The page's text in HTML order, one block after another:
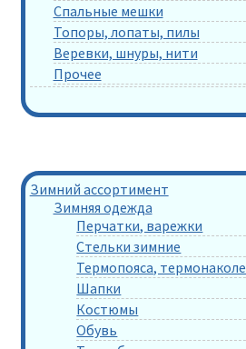
Спальные мешки
Топоры, лопаты, пилы
Веревки, шнуры, нити
Прочее
Зимний ассортимент
Зимняя одежда
Перчатки, варежки
Стельки зимние
Термопояса,
Шапки
Костюмы
Обувь